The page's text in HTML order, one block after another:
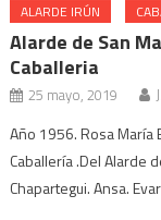
ALARDE IRÚN
Alarde de San
Caballeria
25 mayo, 2019
Año 1956. Rosa María
Caballería .Del Alarde
Chapartegui. Ansa.